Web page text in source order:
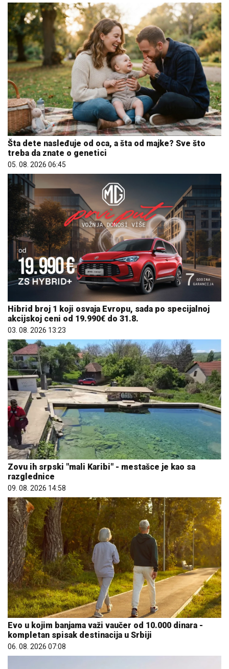
Šta dete nasleđuje od oca, a šta od majke? Sve što
treba da znate o genetici
05. 08. 2026 06:45
Hibrid broj 1 koji osvaja Evropu, sada po specijalnoj
akcijskoj ceni od 19.990€ do 31.8.
03. 08. 2026 13:23
Zovu ih srpski "mali Karibi" - mestašce je kao sa
razglednice
09. 08. 2026 14:58
Evo u kojim banjama važi vaučer od 10.000 dinara -
kompletan spisak destinacija u Srbiji
06. 08. 2026 07:08